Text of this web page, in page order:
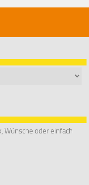
Wünsche oder einfach